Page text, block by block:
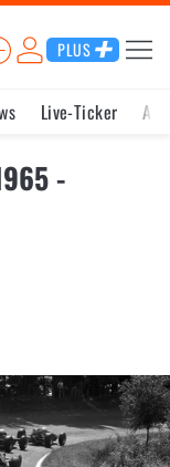
PLUS
Live-Ticker
-